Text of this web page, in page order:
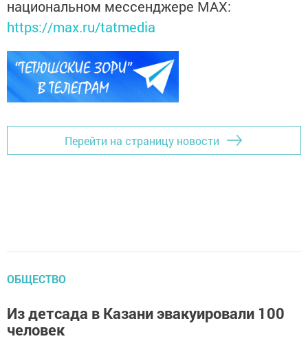
национальном мессенджере MАХ:
https://max.ru/tatmedia
Перейти на страницу новости
ОБЩЕСТВО
Из детсада в Казани эвакуировали 100
человек